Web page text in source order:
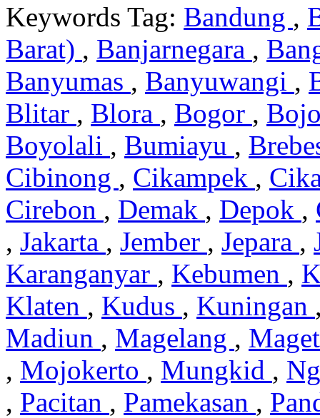
Keywords Tag: Bandung ,
Barat) , Banjarnegara ,
Banyumas , Banyuwangi ,
Blitar , Blora , Bogor ,
Boyolali , Bumiayu ,
Cibinong , Cikampek ,
Cirebon , Demak , Depok ,
, Jakarta , Jember , Jepara ,
Karanganyar , Kebumen ,
Klaten , Kudus , Kuningan
Madiun , Magelang ,
, Mojokerto , Mungkid ,
, Pacitan , Pamekasan ,